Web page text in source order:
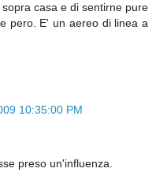
casa e di sentirne pure
pero. E' un aereo di linea a
10:35:00 PM
preso un'influenza.